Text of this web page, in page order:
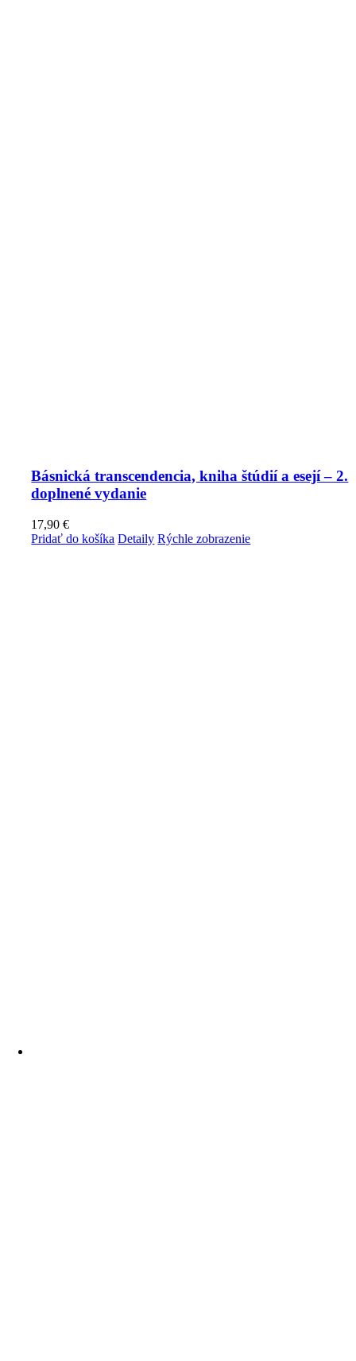
Básnická transcendencia, kniha štúdií a esejí – 2.
doplnené vydanie
17,90€
Pridať do košíka Detaily Rýchle zobrazenie